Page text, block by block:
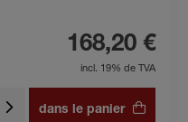
168,20 €
incl. 19% de TVA
dans le panier